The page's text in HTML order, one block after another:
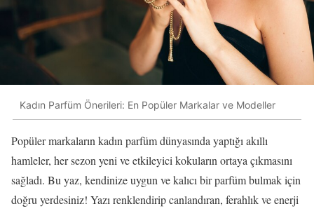
Kadın Parfüm Önerileri: En Popüler Markalar ve Modeller
Popüler markaların kadın parfüm dünyasında yaptığı akıllı
hamleler, her sezon yeni ve etkileyici kokuların ortaya çıkmasını
sağladı. Bu yaz, kendinize uygun ve kalıcı bir parfüm bulmak için
doğru yerdesiniz! Yazı renklendirip canlandıran, ferahlık ve enerji